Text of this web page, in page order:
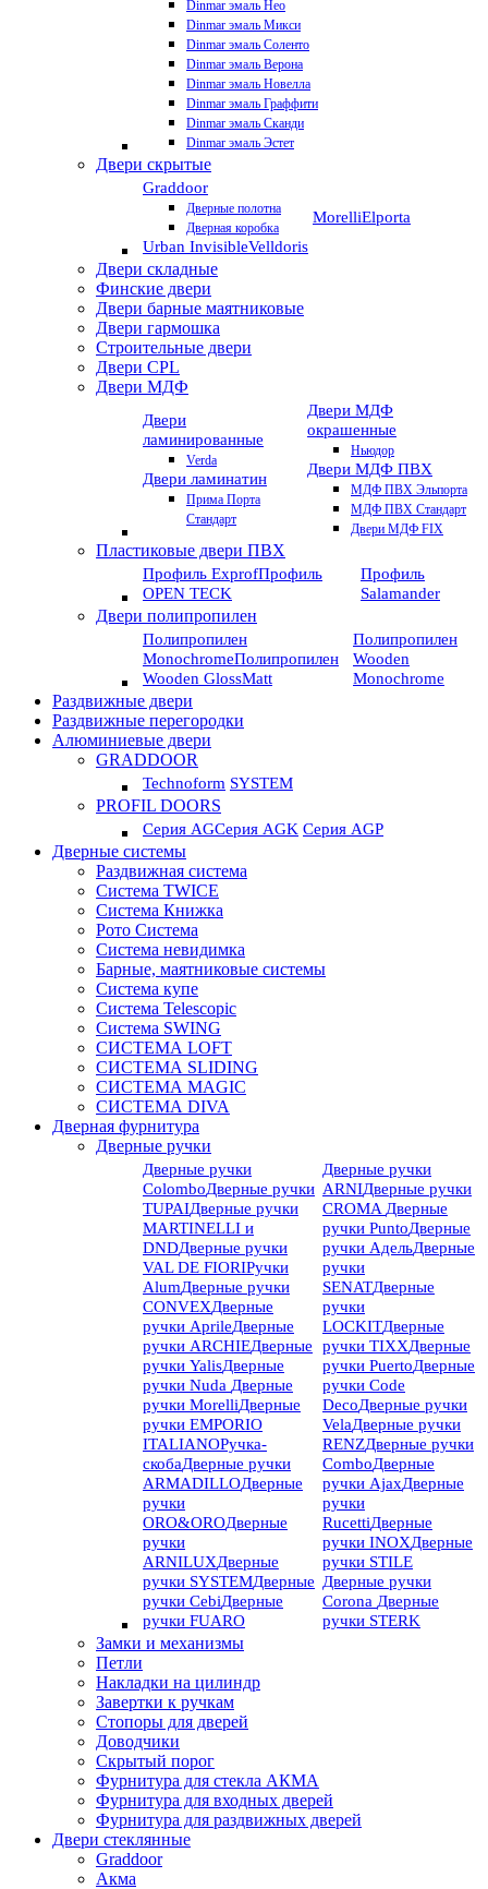
Dinmar эмаль Нео
Dinmar эмаль Микси
Dinmar эмаль Соленто
Dinmar эмаль Верона
Dinmar эмаль Новелла
Dinmar эмаль Граффити
Dinmar эмаль Сканди
Dinmar эмаль Эстет
Двери скрытые
Graddoor
Дверные полотна
Дверная коробка
Urban InvisibleVelldoris
MorelliElporta
Двери складные
Финские двери
Двери барные маятниковые
Двери гармошка
Строительные двери
Двери CРL
Двери МДФ
Двери
ламинированные
Verda
Двери ламинатин
Прима Порта
Стандарт
Двери МДФ
окрашенные
Ньюдор
Двери МДФ ПВХ
МДФ ПВХ Эльпорта
МДФ ПВХ Стандарт
Двери МДФ FIX
Пластиковые двери ПВХ
Профиль ExprofПрофиль
OPEN TECK
Профиль
Salamander
Двери полипропилен
Полипропилен
MonochromeПолипропилен
Wooden GlossMatt
Полипропилен
Wooden
Monochrome
Раздвижные двери
Раздвижные перегородки
Алюминиевые двери
GRADDOOR
Technoform SYSTEM
PROFIL DOORS
Серия AGСерия AGK Серия AGP
Дверные системы
Раздвижная система
Система TWICE
Система Книжка
Рото Система
Система невидимка
Барные, маятниковые системы
Система купе
Система Telescopic
Система SWING
СИСТЕМА LOFT
СИСТЕМА SLIDING
СИСТЕМА MAGIC
СИСТЕМА DIVA
Дверная фурнитура
Дверные ручки
Дверные ручки
ColomboДверные ручки
TUPAIДверные ручки
MARTINELLI и
DNDДверные ручки
VAL DE FIORIРучки
AlumДверные ручки
CONVEXДверные
ручки AprileДверные
ручки ARCHIEДверные
ручки YalisДверные
ручки Nuda Дверные
ручки MorelliДверные
ручки EMPORIO
ITALIANOРучка-
скобаДверные ручки
ARMADILLOДверные
ручки
ORO&OROДверные
ручки
ARNILUXДверные
ручки SYSTEMДверные
ручки CebiДверные
ручки FUARO
Дверные ручки
ARNIДверные ручки
CROMA Дверные
ручки PuntoДверные
ручки АдельДверные
ручки
SENATДверные
ручки
LOCKITДверные
ручки TIXXДверные
ручки PuertoДверные
ручки Code
DecoДверные ручки
VelaДверные ручки
RENZДверные ручки
ComboДверные
ручки AjaxДверные
ручки
RucettiДверные
ручки INOXДверные
ручки STILE
Дверные ручки
Corona Дверные
ручки STERK
Замки и механизмы
Петли
Накладки на цилиндр
Завертки к ручкам
Стопоры для дверей
Доводчики
Скрытый порог
Фурнитура для стекла АКМА
Фурнитура для входных дверей
Фурнитура для раздвижных дверей
Двери стеклянные
Graddoor
Акма